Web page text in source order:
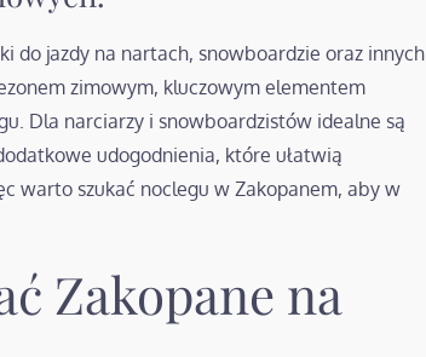
do jazdy na nartach, snowboardzie oraz innych
zimowym, kluczowym elementem
Dla narciarzy i snowboardzistów idealne są
udogodnienia, które ułatwią
warto szukać noclegu w Zakopanem, aby w
Zakopane na